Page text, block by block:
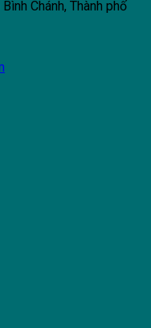
Chánh, Thành phố